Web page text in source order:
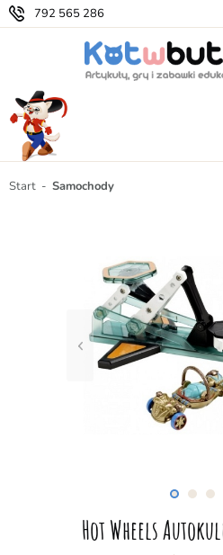
792 565 286
Start Samochody
Hot Wheels